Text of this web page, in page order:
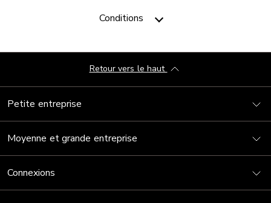
Conditions
Petite entreprise
Moyenne et grande entreprise
Connexions
Retour vers le haut